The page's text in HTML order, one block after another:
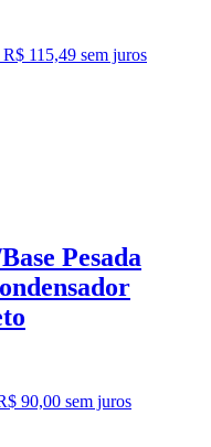
R$ 115,49 sem juros
Pesada
90,00 sem juros